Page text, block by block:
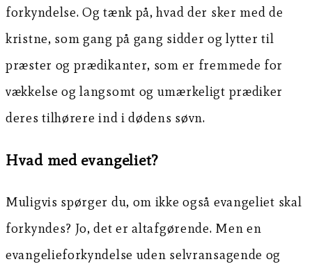
forkyndelse. Og tænk på, hvad der sker med de
kristne, som gang på gang sidder og lytter til
præster og prædikanter, som er fremmede for
vækkelse og langsomt og umærkeligt prædiker
deres tilhørere ind i dødens søvn.
Hvad med evangeliet?
Muligvis spørger du, om ikke også evangeliet skal
forkyndes? Jo, det er altafgørende. Men en
evangelieforkyndelse uden selvransagende og